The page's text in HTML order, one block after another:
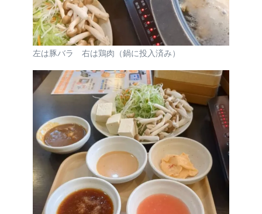
左は豚バラ 右は鶏肉（鍋に投入済み）